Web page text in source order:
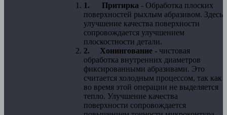
1. Притирка - Обработка плоских
поверхностей рыхлым абразивом. Здесь
улучшение качества поверхности
сопровождается улучшением
плоскостности детали.
2. Хонингование -чистовая
обработка внутренних диаметров
фиксированными абразивами. Это
считается холодным процессом, так как
во время этой операции не выделяется
тепло. Улучшение качества
поверхности сопровождается